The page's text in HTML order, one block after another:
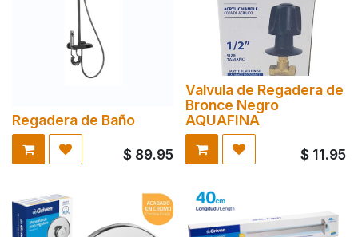
Regadera de Baño
$ 89.95
Valvula de Regadera de
Bronce Negro
AQUAFINA
$ 11.95